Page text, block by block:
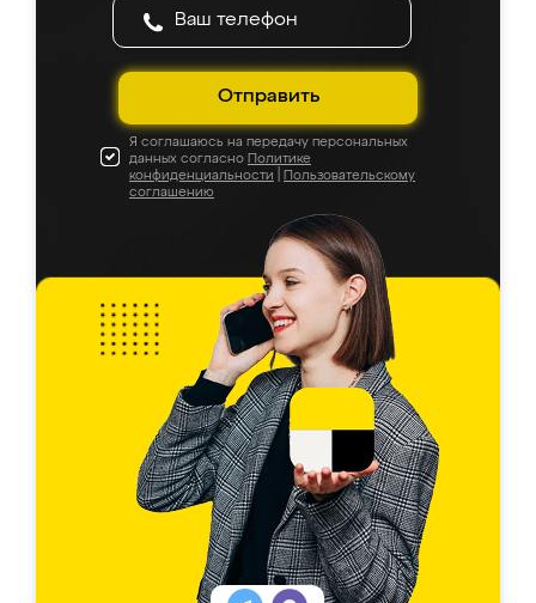
Отправить
Я соглашаюсь на передачу персональных
данных согласно Политике
конфиденциальности
Пользовательскому
соглашению